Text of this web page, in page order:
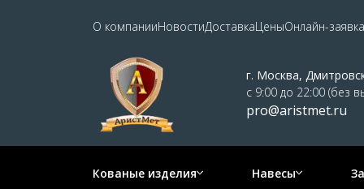
О компанииНовостиДоставкаЦеныОнлайн-заявка
г. Москва,
с 9:00 до 22:00 (без
pro@aristmet.ru
Кованые изделия Навесы